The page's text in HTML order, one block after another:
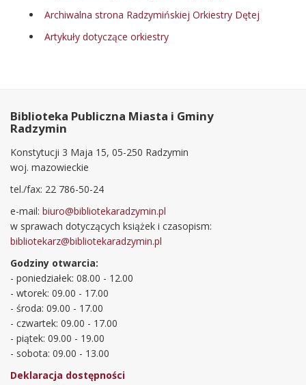
Archiwalna strona Radzymińskiej Orkiestry Dętej
Artykuły dotyczące orkiestry
Biblioteka Publiczna Miasta i Gminy
Radzymin
Konstytucji 3 Maja 15, 05-250 Radzymin
woj. mazowieckie
tel./fax: 22 786-50-24
e-mail: biuro@bibliotekaradzymin.pl
w sprawach dotyczących książek i czasopism:
bibliotekarz@bibliotekaradzymin.pl
Godziny otwarcia:
- poniedziałek: 08.00 - 12.00
- wtorek: 09.00 - 17.00
- środa: 09.00 - 17.00
- czwartek: 09.00 - 17.00
- piątek: 09.00 - 19.00
- sobota: 09.00 - 13.00
Deklaracja dostępności